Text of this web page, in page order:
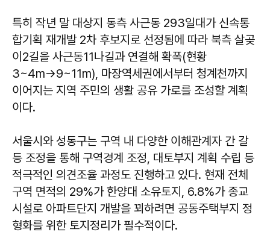
특히 작년 말 대상지 동측 사근동 293일대가 신속통
합기획 재개발 2차 후보지로 선정됨에 따라 북측 살곶
이2길을 사근동11나길과 연결해 확폭(현황
3~4m→9~11m), 마장역세권에서부터 청계천까지
이어지는 지역 주민의 생활 공유 가로를 조성할 계획
이다.
서울시와 성동구는 구역 내 다양한 이해관계자 간 갈
등 조정을 통해 구역경계 조정, 대토부지 계획 수립 등
적극적인 의견조율 과정도 진행하고 있다. 현재 전체
구역 면적의 29%가 한양대 소유토지, 6.8%가 종교
시설로 아파트단지 개발을 꾀하려면 공동주택부지 정
형화를 위한 토지정리가 필수적이다.